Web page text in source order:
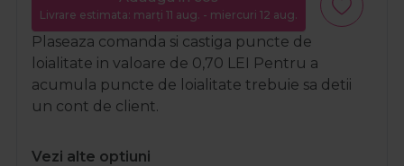
Livrare estimata: marți 11 aug. - miercuri 12 aug.
Plaseaza comanda si castiga puncte de
loialitate in valoare de 0,70 LEI Pentru a
acumula puncte de loialitate trebuie sa detii
un cont de client.
Vezi alte optiuni